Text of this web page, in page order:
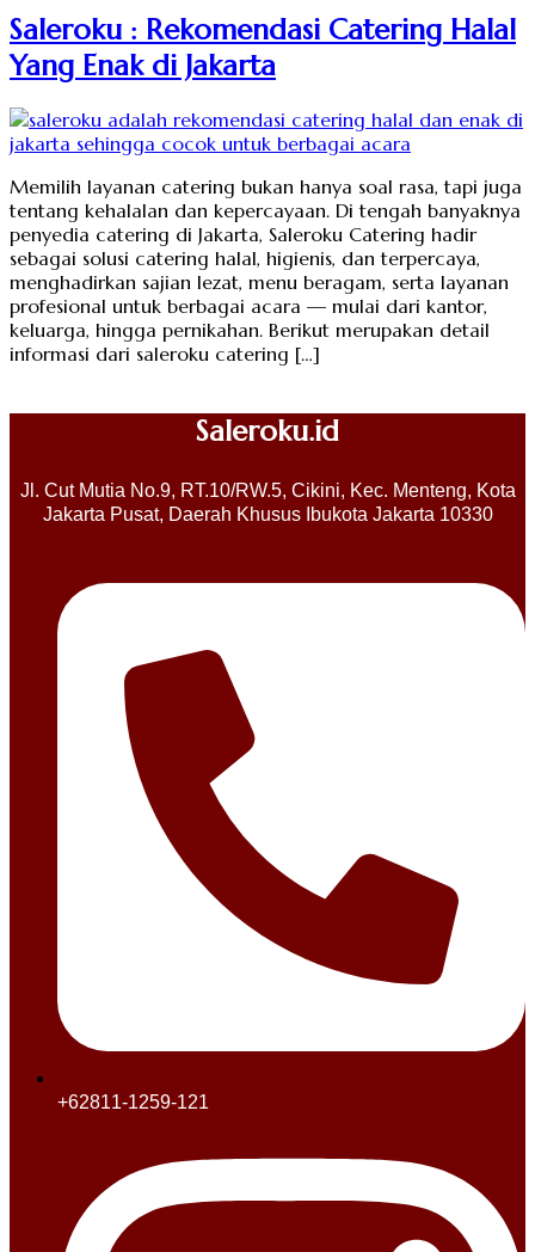
Saleroku : Rekomendasi Catering Halal
Yang Enak di Jakarta
Memilih layanan catering bukan hanya soal rasa, tapi juga
tentang kehalalan dan kepercayaan. Di tengah banyaknya
penyedia catering di Jakarta, Saleroku Catering hadir
sebagai solusi catering halal, higienis, dan terpercaya,
menghadirkan sajian lezat, menu beragam, serta layanan
profesional untuk berbagai acara — mulai dari kantor,
keluarga, hingga pernikahan. Berikut merupakan detail
informasi dari saleroku catering […]
Saleroku.id
Jl. Cut Mutia No.9, RT.10/RW.5, Cikini, Kec. Menteng, Kota
Jakarta Pusat, Daerah Khusus Ibukota Jakarta 10330
+62811-1259-121